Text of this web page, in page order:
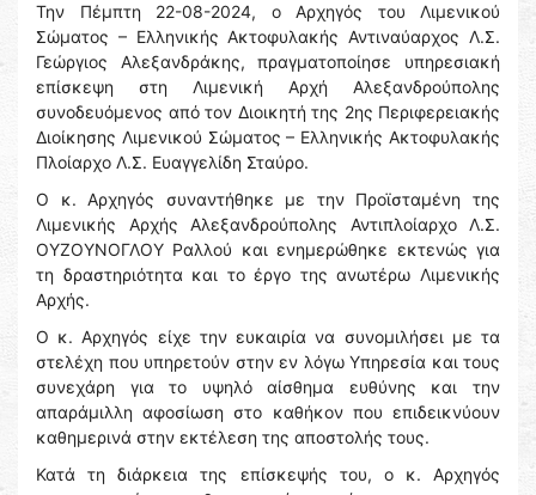
Την Πέμπτη 22-08-2024, ο Αρχηγός του Λιμενικού
Σώματος – Ελληνικής Ακτοφυλακής Αντιναύαρχος Λ.Σ.
Γεώργιος Αλεξανδράκης, πραγματοποίησε υπηρεσιακή
επίσκεψη στη Λιμενική Αρχή Αλεξανδρούπολης
συνοδευόμενος από τον Διοικητή της 2ης Περιφερειακής
Διοίκησης Λιμενικού Σώματος – Ελληνικής Ακτοφυλακής
Πλοίαρχο Λ.Σ. Ευαγγελίδη Σταύρο.
Ο κ. Αρχηγός συναντήθηκε με την Προϊσταμένη της
Λιμενικής Αρχής Αλεξανδρούπολης Αντιπλοίαρχο Λ.Σ.
ΟΥΖΟΥΝΟΓΛΟΥ Ραλλού και ενημερώθηκε εκτενώς για
τη δραστηριότητα και το έργο της ανωτέρω Λιμενικής
Αρχής.
Ο κ. Αρχηγός είχε την ευκαιρία να συνομιλήσει με τα
στελέχη που υπηρετούν στην εν λόγω Υπηρεσία και τους
συνεχάρη για το υψηλό αίσθημα ευθύνης και την
απαράμιλλη αφοσίωση στο καθήκον που επιδεικνύουν
καθημερινά στην εκτέλεση της αποστολής τους.
Κατά τη διάρκεια της επίσκεψής του, ο κ. Αρχηγός